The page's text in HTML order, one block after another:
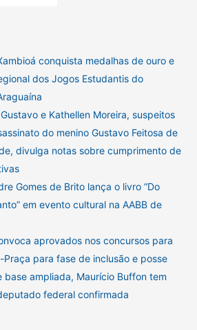
conquista medalhas de ouro e
dos Jogos Estudantis do
e Kathellen Moreira, suspeitos
do menino Gustavo Feitosa de
divulga notas sobre cumprimento de
Gomes de Brito lança o livro “Do
em evento cultural na AABB de
aprovados nos concursos para
Praça para fase de inclusão e posse
base ampliada, Maurício Buffon tem
federal confirmada